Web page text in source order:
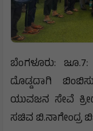
ಬೆಂಗಳೂರು: ಜೂ.7:
ದೊಡ್ಡದಾಗಿ
ಯುವಜನ ಸೇವೆ
ಸಚಿವ ಬಿ.ನಾಗೇಂದ್ರ